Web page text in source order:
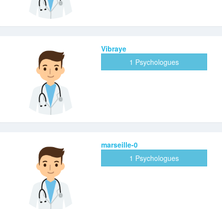
Vibraye
1 Psychologues
marseille-0
1 Psychologues